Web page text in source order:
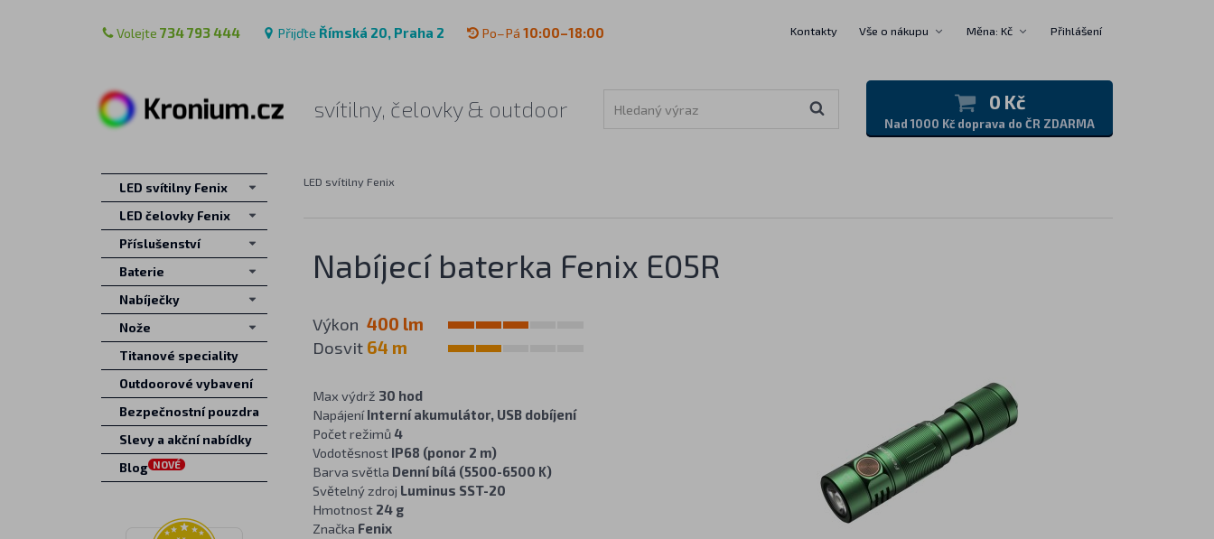
Volejte 734 793 444 Přijďte Římská 20, Praha 2 Po–Pá 10:00–18:00 Kontakty Vše o nákupu Měna: Kč Přihlášení
svítilny, čelovky & outdoor 0 Kč
Nad 1000 Kč doprava do ČR ZDARMA
LED svítilny Fenix
Nabíjecí baterka Fenix E05R
Výkon 400 lm
Dosvit 64 m
Max výdrž 30 hod
NapájeníInterní akumulátor, USB dobíjení
Počet režimů4
Vodotěsnost IP68 (ponor 2 m)
Barva světla Denní bílá (5500-6500 K)
Světelný zdroj Luminus SST-20
Hmotnost 24 g
Značka Fenix
LED svítilny Fenix
LED čelovky Fenix
Příslušenství
Baterie
Nabíječky
Nože
Titanové speciality
Outdoorové vybavení
Bezpečnostní pouzdra
Slevy a akční nabídky
Blog NOVÉ